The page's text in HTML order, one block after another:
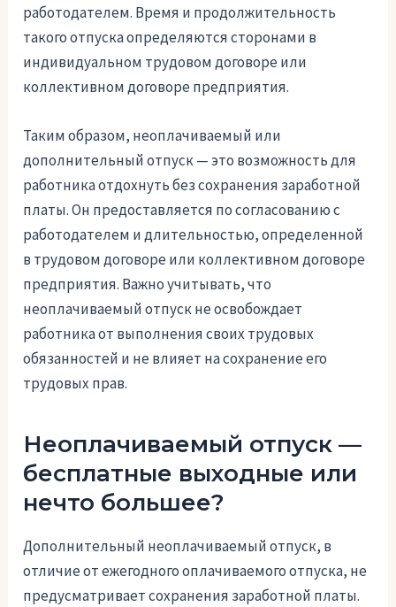
работодателем. Время и продолжительность
такого отпуска определяются сторонами в
индивидуальном трудовом договоре или
коллективном договоре предприятия.
Таким образом, неоплачиваемый или
дополнительный отпуск — это возможность для
работника отдохнуть без сохранения заработной
платы. Он предоставляется по согласованию с
работодателем и длительностью, определенной
в трудовом договоре или коллективном договоре
предприятия. Важно учитывать, что
неоплачиваемый отпуск не освобождает
работника от выполнения своих трудовых
обязанностей и не влияет на сохранение его
трудовых прав.
Неоплачиваемый отпуск —
бесплатные выходные или
нечто большее?
Дополнительный неоплачиваемый отпуск, в
отличие от ежегодного оплачиваемого отпуска, не
предусматривает сохранения заработной платы.